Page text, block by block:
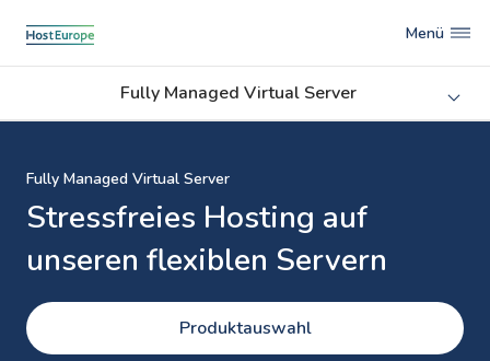
Menü
Fully Managed Virtual Server
Fully Managed Virtual Server
Stressfreies Hosting auf
unseren flexiblen Servern
Produktauswahl